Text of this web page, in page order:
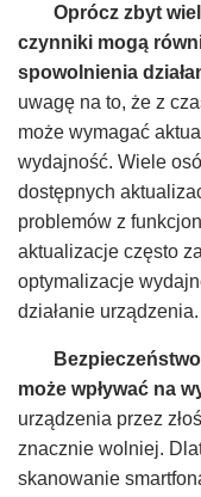
Oprócz zbyt
czynniki mogą
spowolnienia
uwagę na to, że z
może wymagać
wydajność. Wiele
dostępnych
problemów z
aktualizacje często
optymalizacje
działanie urządzenia.
może wpływać na
urządzenia przez
znacznie wolniej.
skanowanie